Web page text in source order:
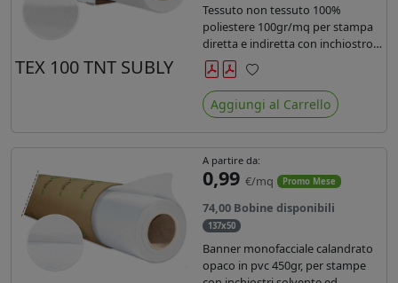
TEX 100 TNT SUBLY
Tessuto non tessuto 100%
poliestere 100gr/mq per stampa
diretta e indiretta con inchiostro
sublimatico, latex e uv.
Preferiti
Aggiungi al Carrello
A partire da:
0,99 €/mq Promo Mese
74,00 Bobine disponibili
137x50
Banner monofacciale calandrato
opaco in pvc 450gr, per stampe